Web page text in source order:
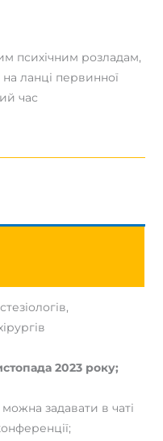
психічним розладам,
ланці первинної
час
2023 року;
задавати в чаті